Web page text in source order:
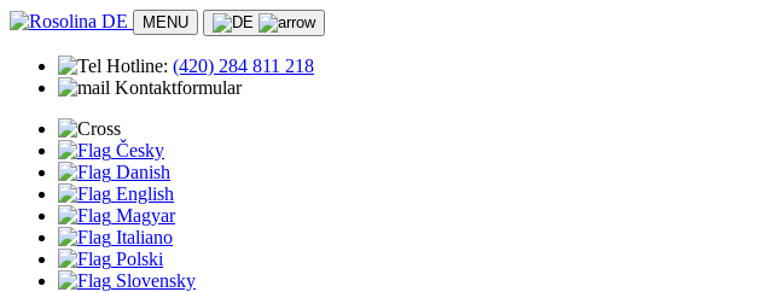
MENU
Hotline: (420) 284 811 218
Kontaktformular
Česky
Danish
English
Magyar
Italiano
Polski
Slovensky